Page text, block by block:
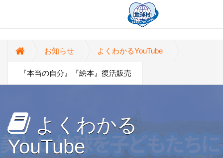
お知らせ よくわかるYouTube
『本当の自分』『絵本』復活販売
よくわかる
YouTube